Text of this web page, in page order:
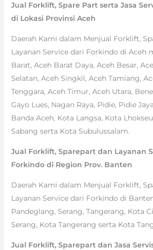
Jual Forklift, Spare Part serta Jasa
di Lokasi Provinsi Aceh
Daerah Kami dalam Menjual Forklift,
Layanan Service dari Forkindo di Aceh
Barat, Aceh Barat Daya, Aceh Besar,
Selatan, Aceh Singkil, Aceh Tamiang,
Tenggara, Aceh Timur, Aceh Utara,
Gayo Lues, Nagan Raya, Pidie, Pidie
Banda Aceh, Kota Langsa, Kota
Sabang serta Kota Subulussalam.
Jual Forklift, Sparepart dan Layanan
Forkindo di Region Prov. Banten
Daerah Kami dalam Menjual Forklift,
Layanan Service dari Forkindo di
Pandeglang, Serang, Tangerang, Kota
Serang, Kota Tangerang serta Kota
Jual Forklift, Sparepart dan Jasa